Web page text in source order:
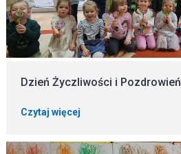
Dzień Życzliwości i Pozdrowień
Czytaj więcej